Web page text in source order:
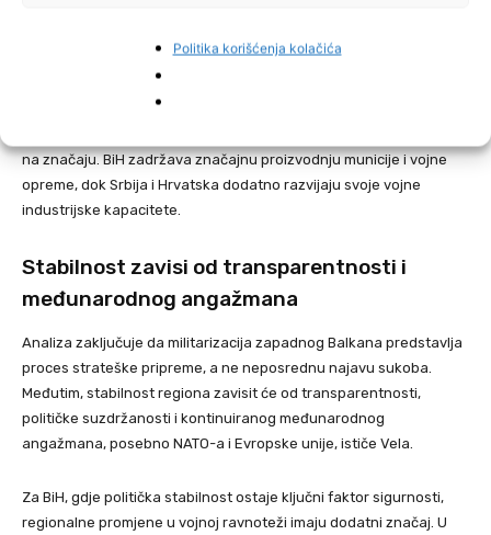
Politika korišćenja kolačića
investiralo u nove tehnologije, uključujući dronove i proizvodnju
municije, kako bi povećalo sposobnost odvraćanja.
na značaju. BiH zadržava značajnu proizvodnju municije i vojne
opreme, dok Srbija i Hrvatska dodatno razvijaju svoje vojne
industrijske kapacitete.
Stabilnost zavisi od transparentnosti i
međunarodnog angažmana
Analiza zaključuje da militarizacija zapadnog Balkana predstavlja
proces strateške pripreme, a ne neposrednu najavu sukoba.
Međutim, stabilnost regiona zavisit će od transparentnosti,
političke suzdržanosti i kontinuiranog međunarodnog
angažmana, posebno NATO-a i Evropske unije, ističe Vela.
Za BiH, gdje politička stabilnost ostaje ključni faktor sigurnosti,
regionalne promjene u vojnoj ravnoteži imaju dodatni značaj. U